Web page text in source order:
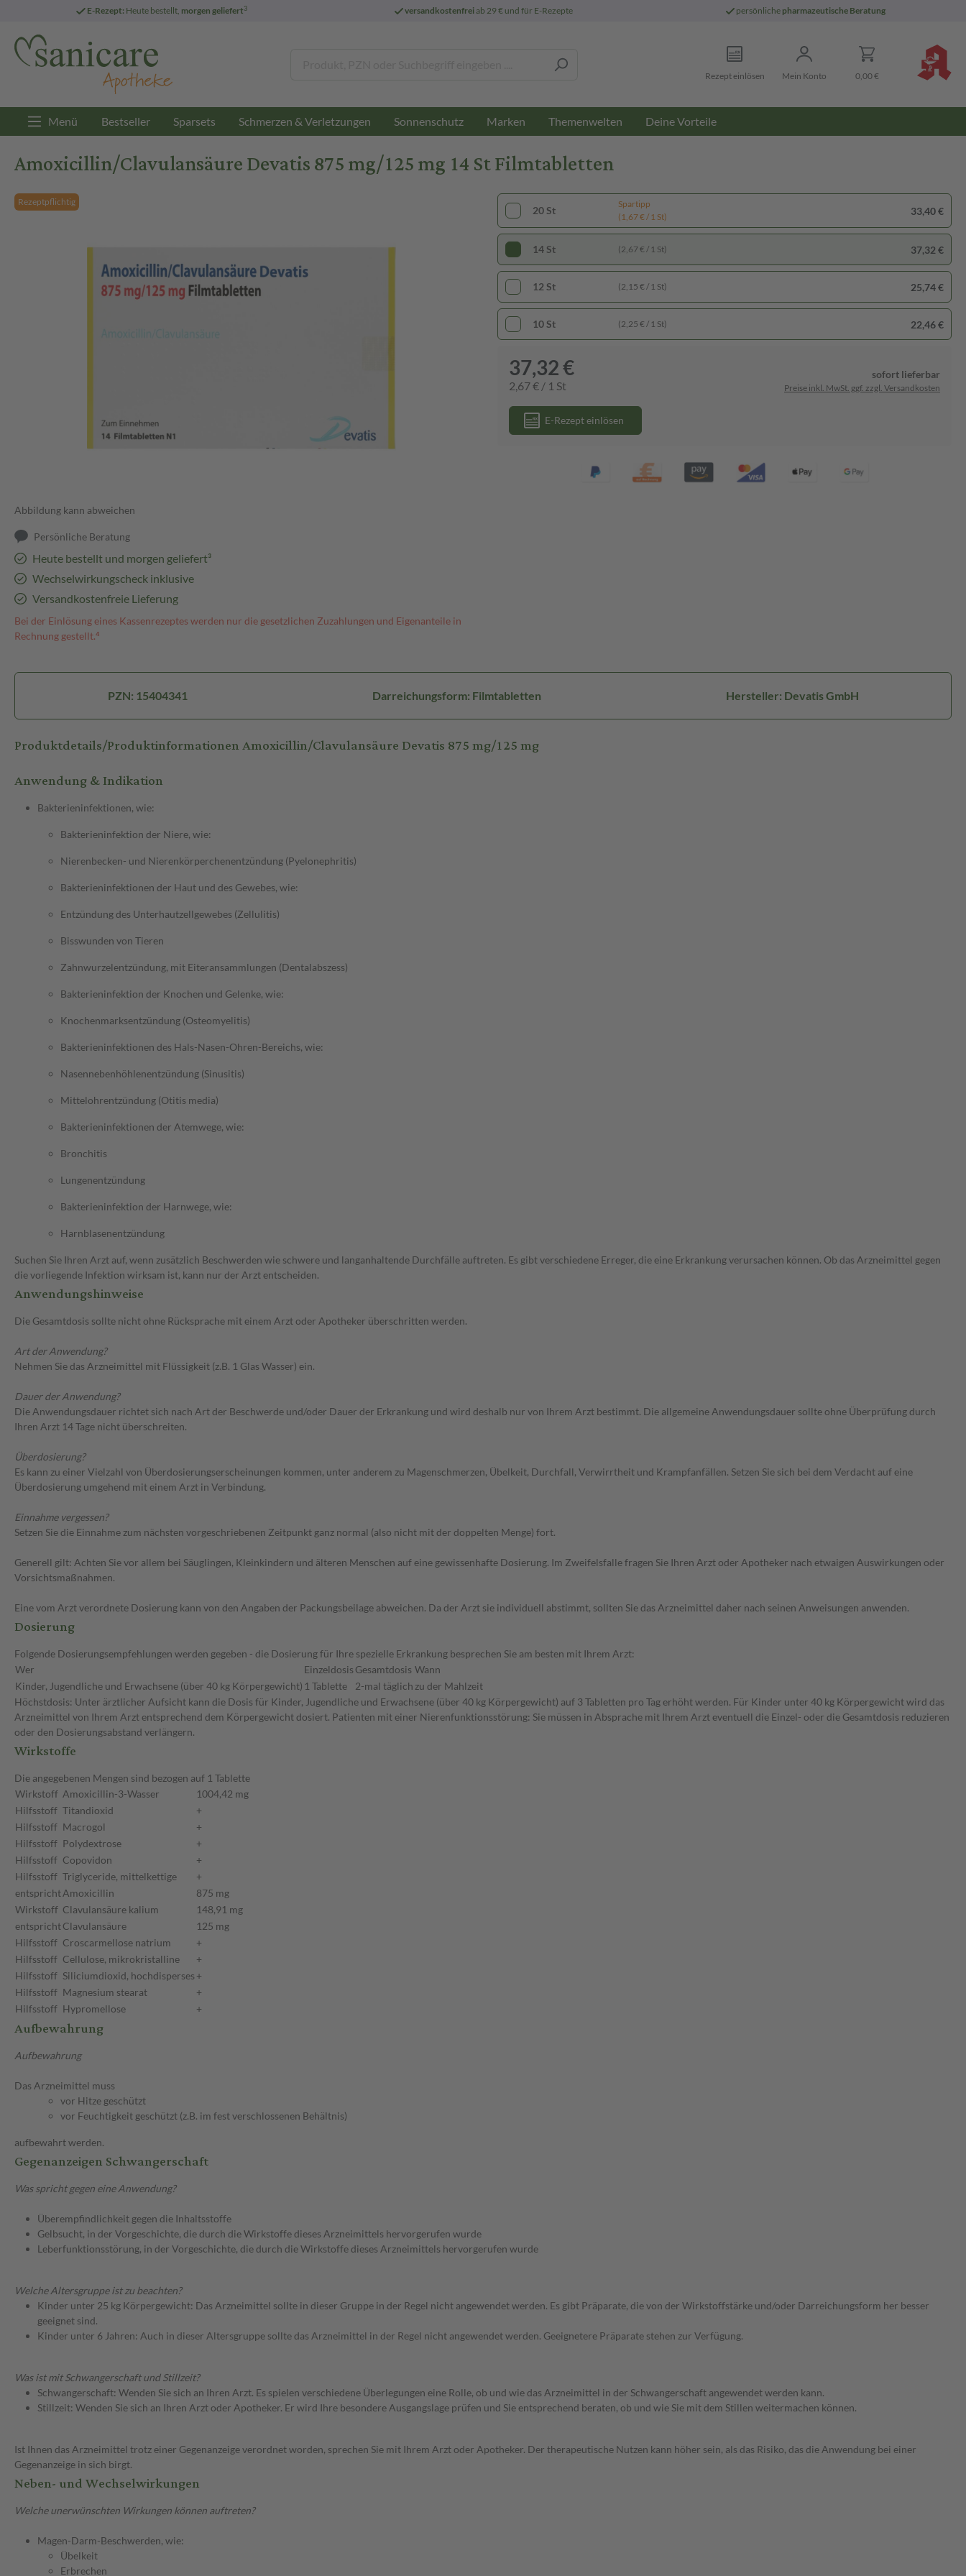
E-Rezept: Heute bestellt, morgen geliefert3 versandkostenfreiab 29 € und für E-Rezepte persönliche pharmazeutische Beratung
Rezept einlösen Mein Konto 0,00 €
Menü Bestseller Sparsets Schmerzen & Verletzungen Sonnenschutz Marken Themenwelten Deine Vorteile
Amoxicillin/Clavulansäure Devatis 875 mg/125 mg 14 St Filmtabletten
Rezeptpflichtig
Abbildung kann abweichen
Persönliche Beratung
Heute bestellt und morgen geliefert³
Wechselwirkungscheck inklusive
Versandkostenfreie Lieferung
Bei der Einlösung eines Kassenrezeptes werden nur die gesetzlichen Zuzahlungen und Eigenanteile in
Rechnung gestellt.⁴
20 St
Spartipp
(1,67 € / 1 St)
33,40 €
14 St (2,67 € / 1 St) 37,32 €
12 St (2,15 € / 1 St) 25,74 €
10 St (2,25 € / 1 St) 22,46 €
37,32 €
2,67 € / 1 St
sofort lieferbar
Preise inkl. MwSt. ggf. zzgl. Versandkosten
E-Rezept einlösen
PZN: 15404341 Darreichungsform: Filmtabletten Hersteller: Devatis GmbH
Produktdetails/Produktinformationen Amoxicillin/Clavulansäure Devatis 875 mg/125 mg
Anwendung & Indikation
Bakterieninfektionen, wie:
Bakterieninfektion der Niere, wie:
Nierenbecken- und Nierenkörperchenentzündung (Pyelonephritis)
Bakterieninfektionen der Haut und des Gewebes, wie:
Entzündung des Unterhautzellgewebes (Zellulitis)
Bisswunden von Tieren
Zahnwurzelentzündung, mit Eiteransammlungen (Dentalabszess)
Bakterieninfektion der Knochen und Gelenke, wie:
Knochenmarksentzündung (Osteomyelitis)
Bakterieninfektionen des Hals-Nasen-Ohren-Bereichs, wie:
Nasennebenhöhlenentzündung (Sinusitis)
Mittelohrentzündung (Otitis media)
Bakterieninfektionen der Atemwege, wie:
Bronchitis
Lungenentzündung
Bakterieninfektion der Harnwege, wie:
Harnblasenentzündung
Suchen Sie Ihren Arzt auf, wenn zusätzlich Beschwerden wie schwere und langanhaltende Durchfälle auftreten. Es gibt verschiedene Erreger, die eine Erkrankung verursachen können. Ob das Arzneimittel gegen
die vorliegende Infektion wirksam ist, kann nur der Arzt entscheiden.
Anwendungshinweise
Die Gesamtdosis sollte nicht ohne Rücksprache mit einem Arzt oder Apotheker überschritten werden.
Art der Anwendung?
Nehmen Sie das Arzneimittel mit Flüssigkeit (z.B. 1 Glas Wasser) ein.
Dauer der Anwendung?
Die Anwendungsdauer richtet sich nach Art der Beschwerde und/oder Dauer der Erkrankung und wird deshalb nur von Ihrem Arzt bestimmt. Die allgemeine Anwendungsdauer sollte ohne Überprüfung durch
Ihren Arzt 14 Tage nicht überschreiten.
Überdosierung?
Es kann zu einer Vielzahl von Überdosierungserscheinungen kommen, unter anderem zu Magenschmerzen, Übelkeit, Durchfall, Verwirrtheit und Krampfanfällen. Setzen Sie sich bei dem Verdacht auf eine
Überdosierung umgehend mit einem Arzt in Verbindung.
Einnahme vergessen?
Setzen Sie die Einnahme zum nächsten vorgeschriebenen Zeitpunkt ganz normal (also nicht mit der doppelten Menge) fort.
Generell gilt: Achten Sie vor allem bei Säuglingen, Kleinkindern und älteren Menschen auf eine gewissenhafte Dosierung. Im Zweifelsfalle fragen Sie Ihren Arzt oder Apotheker nach etwaigen Auswirkungen oder
Vorsichtsmaßnahmen.
Eine vom Arzt verordnete Dosierung kann von den Angaben der Packungsbeilage abweichen. Da der Arzt sie individuell abstimmt, sollten Sie das Arzneimittel daher nach seinen Anweisungen anwenden.
Dosierung
Folgende Dosierungsempfehlungen werden gegeben - die Dosierung für Ihre spezielle Erkrankung besprechen Sie am besten mit Ihrem Arzt:
Wer
Einzeldosis Gesamtdosis Wann
Kinder, Jugendliche und Erwachsene (über 40 kg Körpergewicht) 1 Tablette 2-mal täglich zu der Mahlzeit
Höchstdosis: Unter ärztlicher Aufsicht kann die Dosis für Kinder, Jugendliche und Erwachsene (über 40 kg Körpergewicht) auf 3 Tabletten pro Tag erhöht werden. Für Kinder unter 40 kg Körpergewicht wird das
Arzneimittel von Ihrem Arzt entsprechend dem Körpergewicht dosiert. Patienten mit einer Nierenfunktionsstörung: Sie müssen in Absprache mit Ihrem Arzt eventuell die Einzel- oder die Gesamtdosis reduzieren
oder den Dosierungsabstand verlängern.
Wirkstoffe
Die angegebenen Mengen sind bezogen auf 1 Tablette
Wirkstoff Amoxicillin-3-Wasser
1004,42 mg
Hilfsstoff Titandioxid
+
Hilfsstoff Macrogol
+
Hilfsstoff Polydextrose
+
Hilfsstoff Copovidon
+
Hilfsstoff Triglyceride, mittelkettige
+
entsprichtAmoxicillin
875 mg
Wirkstoff Clavulansäure kalium
148,91 mg
entsprichtClavulansäure
125 mg
Hilfsstoff Croscarmellose natrium
+
Hilfsstoff Cellulose, mikrokristalline
+
Hilfsstoff Siliciumdioxid, hochdisperses +
Hilfsstoff Magnesium stearat
+
Hilfsstoff Hypromellose +
Aufbewahrung
Aufbewahrung
Das Arzneimittel muss
vor Hitze geschützt
vor Feuchtigkeit geschützt (z.B. im fest verschlossenen Behältnis)
aufbewahrt werden.
Gegenanzeigen Schwangerschaft
Was spricht gegen eine Anwendung?
Überempfindlichkeit gegen die Inhaltsstoffe
Gelbsucht, in der Vorgeschichte, die durch die Wirkstoffe dieses Arzneimittels hervorgerufen wurde
Leberfunktionsstörung, in der Vorgeschichte, die durch die Wirkstoffe dieses Arzneimittels hervorgerufen wurde
Welche Altersgruppe ist zu beachten?
Kinder unter 25 kg Körpergewicht: Das Arzneimittel sollte in dieser Gruppe in der Regel nicht angewendet werden. Es gibt Präparate, die von der Wirkstoffstärke und/oder Darreichungsform her besser
geeignet sind.
Kinder unter 6 Jahren: Auch in dieser Altersgruppe sollte das Arzneimittel in der Regel nicht angewendet werden. Geeignetere Präparate stehen zur Verfügung.
Was ist mit Schwangerschaft und Stillzeit?
Schwangerschaft: Wenden Sie sich an Ihren Arzt. Es spielen verschiedene Überlegungen eine Rolle, ob und wie das Arzneimittel in der Schwangerschaft angewendet werden kann.
Stillzeit: Wenden Sie sich an Ihren Arzt oder Apotheker. Er wird Ihre besondere Ausgangslage prüfen und Sie entsprechend beraten, ob und wie Sie mit dem Stillen weitermachen können.
Ist Ihnen das Arzneimittel trotz einer Gegenanzeige verordnet worden, sprechen Sie mit Ihrem Arzt oder Apotheker. Der therapeutische Nutzen kann höher sein, als das Risiko, das die Anwendung bei einer
Gegenanzeige in sich birgt.
Neben- und Wechselwirkungen
Welche unerwünschten Wirkungen können auftreten?
Magen-Darm-Beschwerden, wie:
Übelkeit
Erbrechen